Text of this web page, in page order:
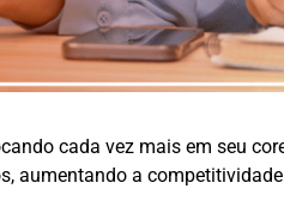
cada vez mais em seu
aumentando a